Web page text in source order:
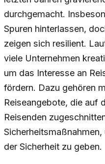
durchgemacht.
Spuren hinterlassen,
zeigen sich resilient.
viele Unternehmen
um das Interesse an
fördern. Dazu gehören
Reiseangebote, die auf
Reisenden
der Sicherheit zu geben.